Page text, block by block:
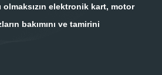
olmaksızın elektronik kart, motor
bakımını ve tamirini